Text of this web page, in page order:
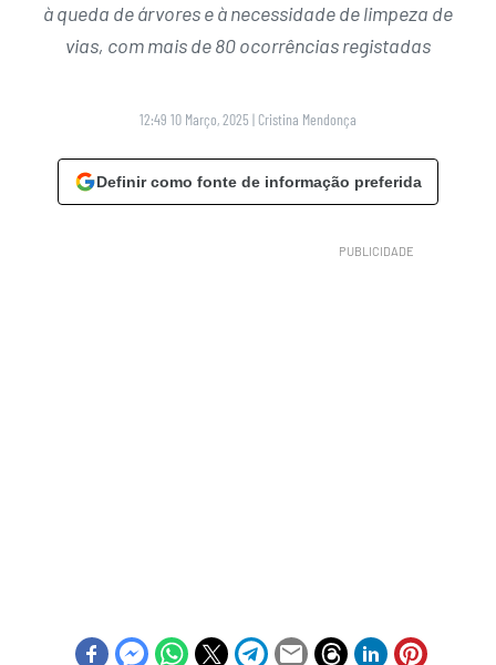
à queda de árvores e à necessidade de limpeza de
vias, com mais de 80 ocorrências registadas
12:49 10 Março, 2025 | Cristina Mendonça
Definir como fonte de informação preferida